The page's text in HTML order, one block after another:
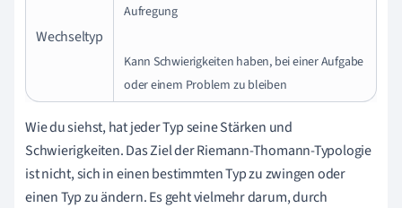
Wechseltyp
Aufregung
Kann Schwierigkeiten haben, bei einer Aufgabe
oder einem Problem zu bleiben
Wie du siehst, hat jeder Typ seine Stärken und
Schwierigkeiten. Das Ziel der Riemann-Thomann-Typologie
ist nicht, sich in einen bestimmten Typ zu zwingen oder
einen Typ zu ändern. Es geht vielmehr darum, durch